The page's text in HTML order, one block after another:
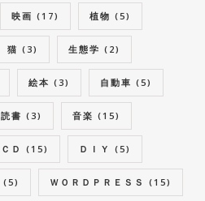
映画 (17) 植物 (5)
猫 (3) 生態学 (2)
絵本 (3) 自動車 (5)
読書 (3) 音楽 (15)
ＣＤ (15) ＤＩＹ (5)
(5) ＷＯＲＤＰＲＥＳＳ (15)